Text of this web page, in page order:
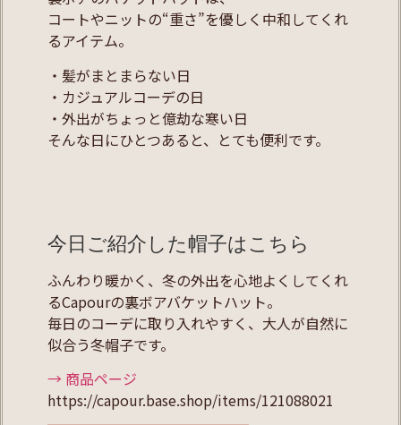
コートやニットの“重さ”を優しく中和してくれ
るアイテム。
・髪がまとまらない日
・カジュアルコーデの日
・外出がちょっと億劫な寒い日
そんな日にひとつあると、とても便利です。
今日ご紹介した帽子はこちら
ふんわり暖かく、冬の外出を心地よくしてくれ
るCapourの裏ボアバケットハット。
毎日のコーデに取り入れやすく、大人が自然に
似合う冬帽子です。
→ 商品ページ
https://capour.base.shop/items/121088021